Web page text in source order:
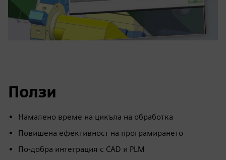
Ползи
Намалено време на цикъла на обработка
Повишена ефективност на програмирането
По-добра интеграция с CAD и PLM